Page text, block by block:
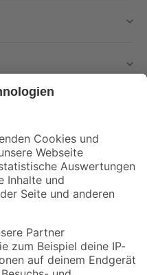
Aktionen mehr verpassen!